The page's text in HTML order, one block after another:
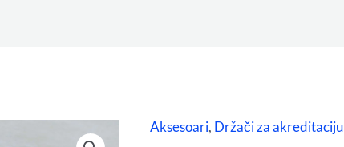
Aksesoari, Držači za akreditaciju
Držač